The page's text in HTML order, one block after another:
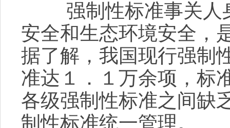
强制性标准事关人
安全和生态环境安全，
据了解，我国现行强制
准达１．１万余项，标
各级强制性标准之间缺
制性标准统一管理。